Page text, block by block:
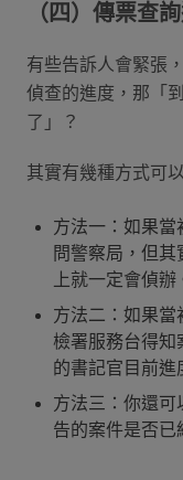
（四）傳票查
有些告訴人會緊張
偵查的進度，那「
了」？
其實有幾種方式可
方法一：如果當
問警察局，但其
上就一定會偵辦
方法二：如果當
檢署服務台得知
的書記官目前進
方法三：你還可
告的案件是否已